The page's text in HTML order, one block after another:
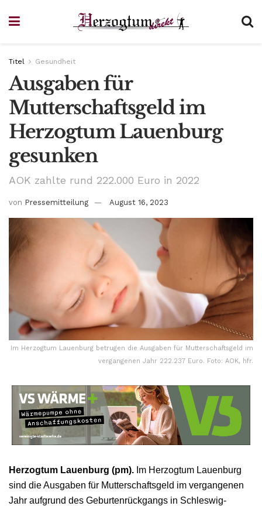
Titel Gesundheit
Ausgaben für
Mutterschaftsgeld im
Herzogtum Lauenburg
gesunken
AOK zahlte rund 222.000 Euro in 2022
von Pressemitteilung August 16, 2023
Im Herzogtum Lauenburg betrugen die Ausgaben für Mutterschaftsgeld im
vergangenen Jahr 222.237 Euro. Foto: AOK, hfr.
Herzogtum Lauenburg (pm). Im Herzogtum Lauenburg
sind die Ausgaben für Mutterschaftsgeld im vergangenen
Jahr aufgrund des Geburtenrückgangs in Schleswig-